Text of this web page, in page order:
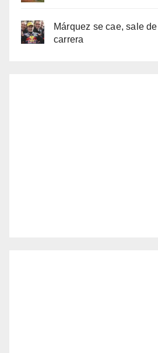
Márquez se cae, sale
carrera